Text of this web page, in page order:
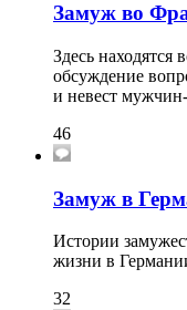
Замуж во
Здесь находятся
обсуждение
и невест
46
Замуж в
Истории
жизни в
32